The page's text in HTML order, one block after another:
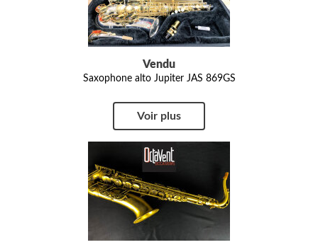
Vendu
Saxophone alto Jupiter JAS 869GS
Voir plus